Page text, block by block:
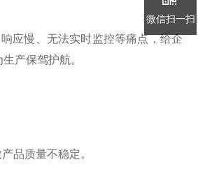
应慢、无法实时监控等痛点，给企
产保驾护航。
品质量不稳定。
微信扫一扫